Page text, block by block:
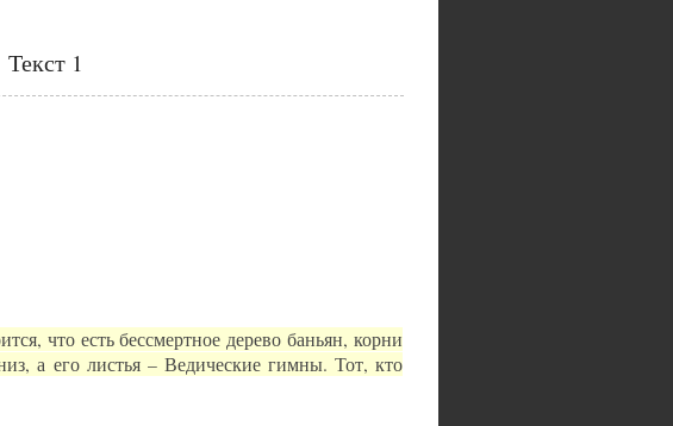
Текст 1
что есть бессмертное дерево баньян, корни
а его листья – Ведические гимны. Тот, кто